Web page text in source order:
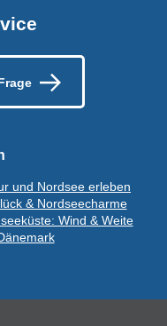
und Nordsee erleben
& Nordseecharme
Wind & Weite